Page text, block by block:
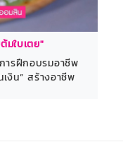
มใบเตย"
ารฝึกอบรมอาชีพ
งิน” สร้างอาชีพ